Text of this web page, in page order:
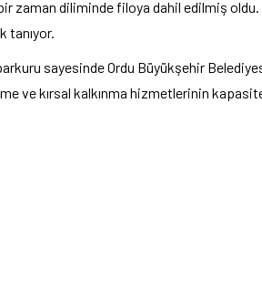
zaman diliminde filoya dahil edilmiş oldu.
tanıyor.
sayesinde Ordu Büyükşehir
ve kırsal kalkınma hizmetlerinin